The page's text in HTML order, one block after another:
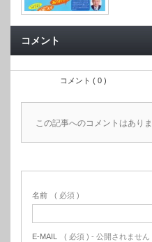
コメント
コメント ( 0 )
この記事へのコメントはありま
名前 ( 必須 )
E-MAIL ( 必須 ) - 公開されません